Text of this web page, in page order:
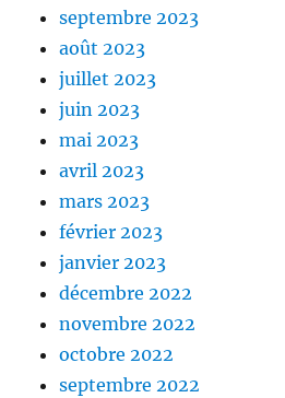
septembre 2023
août 2023
juillet 2023
juin 2023
mai 2023
avril 2023
mars 2023
février 2023
janvier 2023
décembre 2022
novembre 2022
octobre 2022
septembre 2022